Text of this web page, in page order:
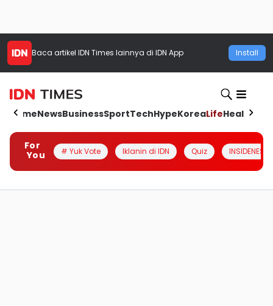
Baca artikel IDN Times lainnya di IDN App Install
HomeNewsBusinessSportTechHypeKoreaLifeHealth
For
You
# Yuk Vote Iklanin di IDN Quiz INSIDENESIA